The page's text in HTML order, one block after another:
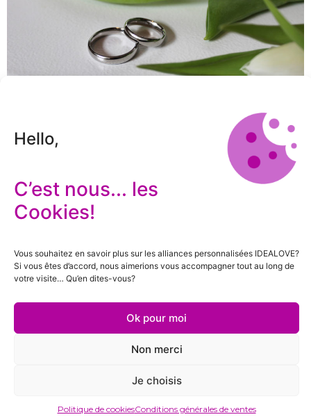
Hello,
C’est nous... les
Cookies!
Vous souhaitez en savoir plus sur les alliances personnalisées IDEALOVE?
Si vous êtes d’accord, nous aimerions vous accompagner tout au long de
votre visite… Qu’en dites-vous?
Ok pour moi
Non merci
Je choisis
Politique de cookiesConditions générales de ventes